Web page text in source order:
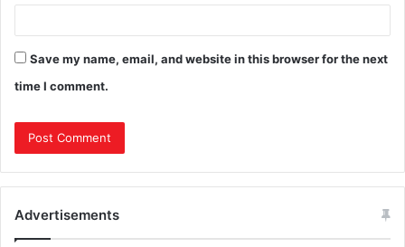
Save my name, email, and website in this browser for the next
time I comment.
Advertisements